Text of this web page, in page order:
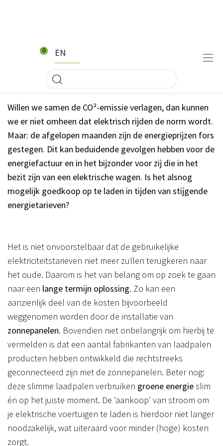
0 EN
Willen we samen de CO²-emissie verlagen, dan kunnen
we er niet omheen dat elektrisch rijden de norm wordt.
Maar: de afgelopen maanden zijn de energieprijzen fors
gestegen. Dit kan beduidende gevolgen hebben voor de
energiefactuur en in het bijzonder voor zij die in het
bezit zijn van een elektrische wagen. Is het alsnog
mogelijk goedkoop op te laden in tijden van stijgende
energietarieven?
Het is niet onvoorstelbaar dat de gebruikelijke
elektriciteitstarieven niet meer zullen terugkeren naar
het oude. Daarom is het van belang om op zoek te gaan
naar een lange termijn oplossing. Zo kan een
aanzienlijk deel van de kosten bijvoorbeeld
weggenomen worden door de installatie van
zonnepanelen. Bovendien niet onbelangrijk om hierbij te
vermelden is dat een aantal fabrikanten van laadpalen
producten hebben ontwikkeld die rechtstreeks
geconnecteerd zijn met de zonnepanelen. Beter nog:
deze slimme laadpalen verbruiken groene energieslim
én op het juiste moment. De ‘aankoop’ van stroom om
je elektrische voertuigen te laden is hierdoor niet langer
noodzakelijk, wat uiteraard voor minder (hoge) kosten
zorgt.